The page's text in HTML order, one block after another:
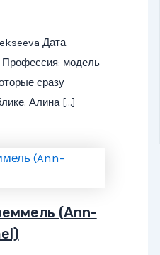
Дата
Профессия: модель
сразу
Алина […]
(Ann-